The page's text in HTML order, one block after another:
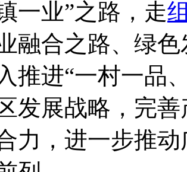
一业”之路，走
融合之路、绿
推进“一村一品
发展战略，完
力，进一步推